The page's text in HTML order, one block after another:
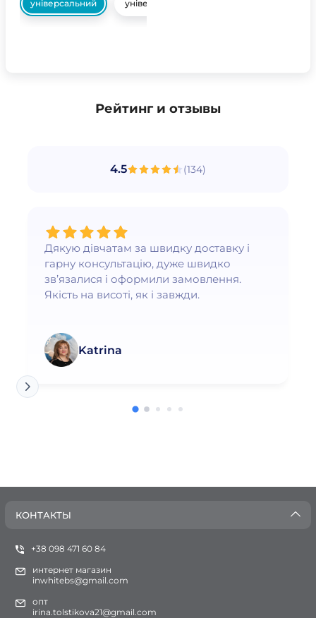
універсальний універсальний
Рейтинг и отзывы
4.5 (134)
Дякую дівчатам за швидку доставку і
гарну консультацію, дуже швидко
зв’язалися і оформили замовлення.
Якість на висоті, як і завжди.
Katrina
КОНТАКТЫ
+38 098 471 60 84
интернет магазин
inwhitebs@gmail.com
опт
irina.tolstikova21@gmail.com